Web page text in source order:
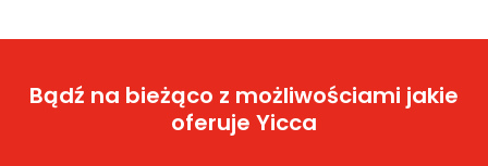
Bądź na bieżąco z możliwościami jakie
oferuje Yicca